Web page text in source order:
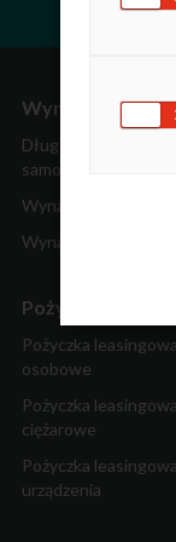
Wynajem
Długoterminowy
samochodów
Wynajem
Wynajem pojazdów
Pożyczka dla firm
Pożyczka
osobowe
Pożyczka
ciężarowe
Pożyczka
urządzenia